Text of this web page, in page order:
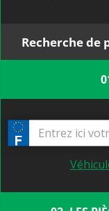
Recherche de